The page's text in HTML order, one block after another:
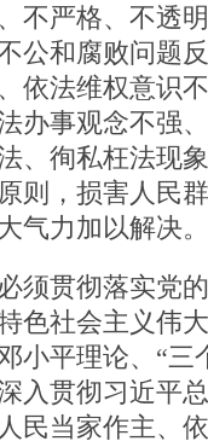
不严格、不透
公和腐败问题
依法维权意识
办事观念不强
、徇私枉法现
则，损害人民
气力加以解决。
贯彻落实党的
色社会主义伟
小平理论、“三
入贯彻习近平
民当家作主、